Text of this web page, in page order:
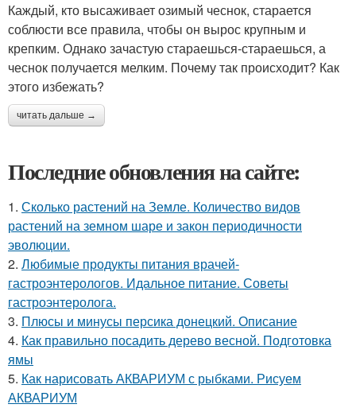
Каждый, кто высаживает озимый чеснок, старается
соблюсти все правила, чтобы он вырос крупным и
крепким. Однако зачастую стараешься-стараешься, а
чеснок получается мелким. Почему так происходит? Как
этого избежать?
читать дальше →
Последние обновления на сайте:
1. Сколько растений на Земле. Количество видов
растений на земном шаре и закон периодичности
эволюции.
2. Любимые продукты питания врачей-
гастроэнтерологов. Идальное питание. Советы
гастроэнтеролога.
3. Плюсы и минусы персика донецкий. Описание
4. Как правильно посадить дерево весной. Подготовка
ямы
5. Как нарисовать АКВАРИУМ с рыбками. Рисуем
АКВАРИУМ